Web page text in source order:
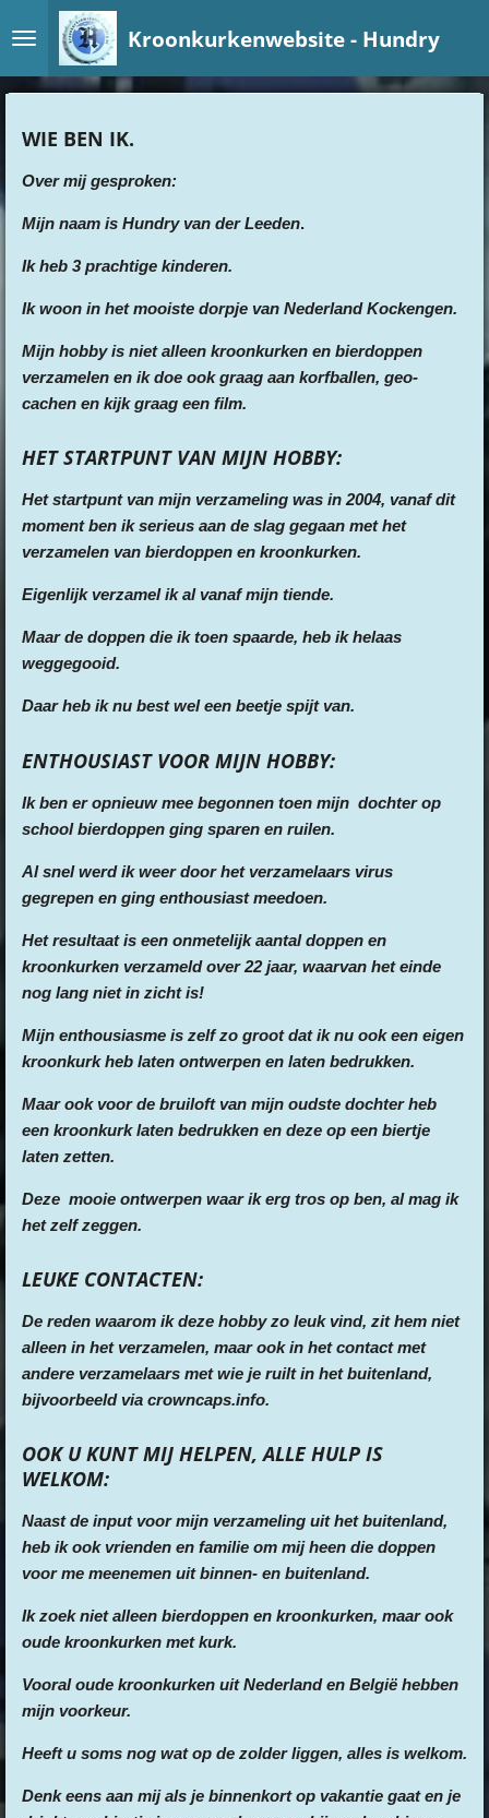
direct
naar
Kroonkurkenwebsite - Hundry
WIE BEN IK.
Over mij gesproken:
Mijn naam is Hundry van der Leeden.
Ikheb 3 prachtige kinderen.
Ik woon in het mooiste dorpje van Nederland Kockengen.
Mijn hobby is niet alleen kroonkurken en bierdoppen
verzamelen en ik doe ook graag aan korfballen, geo-
cachen en kijk graag een film.
HET STARTPUNT VAN MIJN HOBBY:
Het startpunt van mijn verzameling was in 2004, vanaf dit
moment ben ik serieus aan de slag gegaan met het
verzamelen van bierdoppen en kroonkurken.
Eigenlijk verzamel ik al vanaf mijn tiende.
Maar de doppen die ik toen spaarde, heb ik helaas
weggegooid.
Daar heb ik nu best wel een beetje spijt van.
ENTHOUSIAST VOOR MIJN HOBBY:
Ik ben er opnieuw mee begonnen toen mijn dochter op
school bierdoppen ging sparen en ruilen.
Al snel werd ik weer door het verzamelaars virus
gegrepen en ging enthousiast meedoen.
Het resultaat is een onmetelijk aantal doppen en
kroonkurken verzameld over 22 jaar, waarvan het einde
nog lang niet in zicht is!
Mijn enthousiasme is zelf zo groot dat ik nu ook een eigen
kroonkurk heb laten ontwerpen en laten bedrukken.
Maar ook voor de bruiloft van mijn oudste dochter heb
een kroonkurk laten bedrukken en deze op een biertje
laten zetten.
Deze mooie ontwerpen waar ik erg tros op ben, al mag ik
het zelf zeggen.
LEUKE CONTACTEN:
De reden waarom ik deze hobby zo leuk vind, zit hem niet
alleen in het verzamelen, maar ook in het contact met
andere verzamelaars met wie je ruilt in het buitenland,
bijvoorbeeld via crowncaps.info.
OOK U KUNT MIJ HELPEN, ALLE HULP IS
WELKOM:
Naast de input voor mijn verzameling uit het buitenland,
heb ik ook vrienden en familie om mij heen die doppen
voor me meenemen uit binnen- en buitenland.
Ik zoek niet alleen bierdoppen en kroonkurken, maar ook
oude kroonkurken met kurk.
Vooral oude kroonkurken uit Nederland en België hebben
mijn voorkeur.
Heeft u soms nog wat op de zolder liggen, alles is welkom.
Denk eens aan mij als je binnenkort op vakantie gaat en je